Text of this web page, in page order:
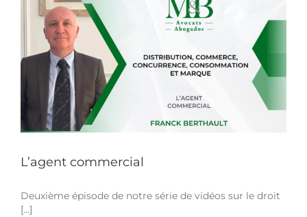
L’agent commercial
Deuxième épisode de notre série de vidéos sur le droit
[...]